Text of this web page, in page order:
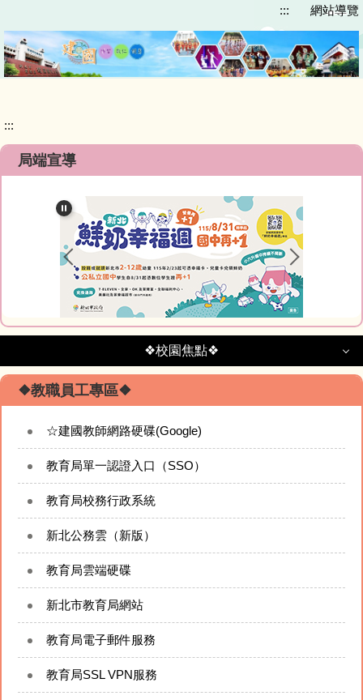
到
主
要
內
::: 網站導覽
:::
局端宣導
❖校園焦點❖
❖校園焦點❖
回首頁
校園簡介
校務行政模組
校長的網站
專題成果網站
建國相簿
建國影音
❖教職員工專區❖
☆建國教師網路硬碟(Google)
教育局單一認證入口（SSO）
教育局校務行政系統
新北公務雲（新版）
教育局雲端硬碟
新北市教育局網站
教育局電子郵件服務
教育局SSL VPN服務